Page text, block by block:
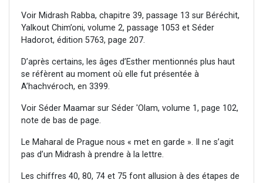
Voir Midrash Rabba, chapitre 39, passage 13 sur Béréchit,
Yalkout Chim’oni, volume 2, passage 1053 et Séder
Hadorot, édition 5763, page 207.
D’après certains, les âges d’Esther mentionnés plus haut
se réfèrent au moment où elle fut présentée à
A’hachvéroch, en 3399.
Voir Séder Maamar sur Séder 'Olam, volume 1, page 102,
note de bas de page.
Le Maharal de Prague nous « met en garde ». Il ne s’agit
pas d’un Midrash à prendre à la lettre.
Les chiffres 40, 80, 74 et 75 font allusion à des étapes de